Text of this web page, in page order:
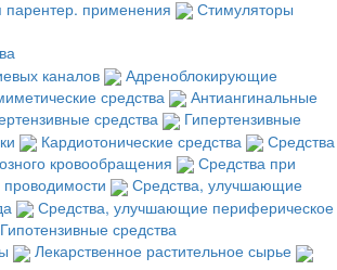
парентер. применения
Стимуляторы
каналов
Адреноблокирующие
средства
Антиангинальные
средства
Гипертензивные
Кардиотонические средства
Средства
кровообращения
Средства при
Средства, улучшающие
Средства, улучшающие периферическое
Гипотензивные средства
Лекарственное растительное сырье